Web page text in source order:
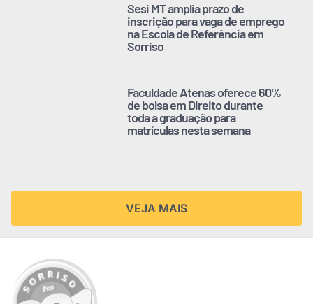
Sesi MT amplia prazo de
inscrição para vaga de emprego
na Escola de Referência em
Sorriso
Faculdade Atenas oferece 60%
de bolsa em Direito durante
toda a graduação para
matrículas nesta semana
VEJA MAIS